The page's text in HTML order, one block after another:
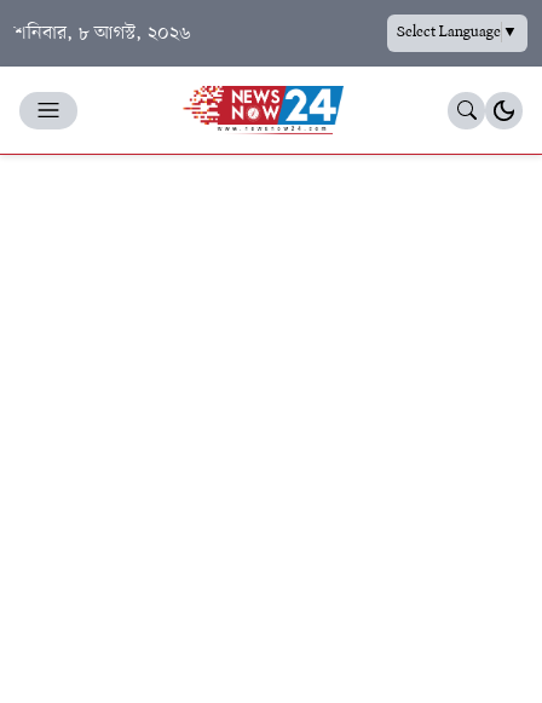
শনিবার, ৮ আগস্ট, ২০২৬ Select Language▼